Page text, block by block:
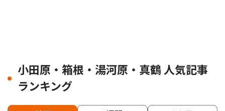
小田原・箱根・湯河原・真鶴 人気記事
ランキング